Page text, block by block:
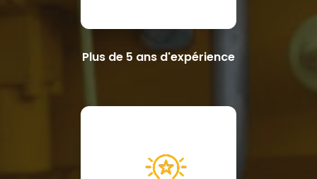
Plus de 5 ans d'expérience